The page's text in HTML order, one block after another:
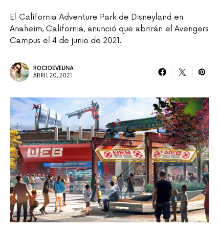
El California Adventure Park de Disneyland en
Anaheim, California, anunció que abrirán el Avengers
Campus el 4 de junio de 2021.
ROCIOEVELINA
ABRIL 20, 2021